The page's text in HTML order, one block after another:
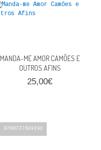
MANDA-ME AMOR CAMÕES E
OUTROS AFINS
25,00€
9789727624393